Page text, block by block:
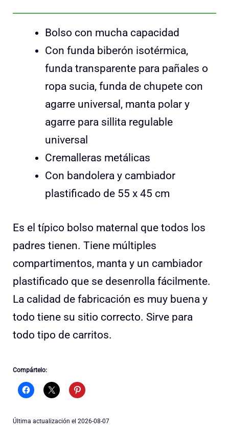
Bolso con mucha capacidad
Con funda biberón isotérmica,
funda transparente para pañales o
ropa sucia, funda de chupete con
agarre universal, manta polar y
agarre para sillita regulable
universal
Cremalleras metálicas
Con bandolera y cambiador
plastificado de 55 x 45 cm
Es el típico bolso maternal que todos los
padres tienen. Tiene múltiples
compartimentos, manta y un cambiador
plastificado que se desenrolla fácilmente.
La calidad de fabricación es muy buena y
todo tiene su sitio correcto. Sirve para
todo tipo de carritos.
Compártelo:
Última actualización el 2026-08-07